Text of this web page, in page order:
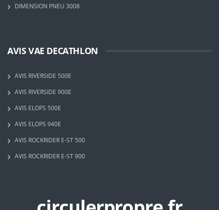
DIMENSION PNEU 3008
AVIS VAE DECATHLON
AVIS RIVERSIDE 500E
AVIS RIVERSIDE 900E
AVIS ELOPS 500E
AVIS ELOPS 940E
AVIS ROCKRIDER E-ST 500
AVIS ROCKRIDER E-ST 900